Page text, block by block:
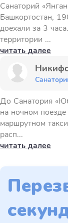
Санаторий
Башкортостан,
доехали за 3
территории ...
читать далее
До Санатория
на ночном
маршрутном
расп...
читать далее